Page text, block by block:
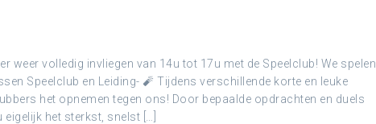
weer volledig invliegen van 14u tot 17u met de Speelclub! We spelen
Speelclub en Leiding- 🧨 Tijdens verschillende korte en leuke
het opnemen tegen ons! Door bepaalde opdrachten en duels
het sterkst, snelst […]